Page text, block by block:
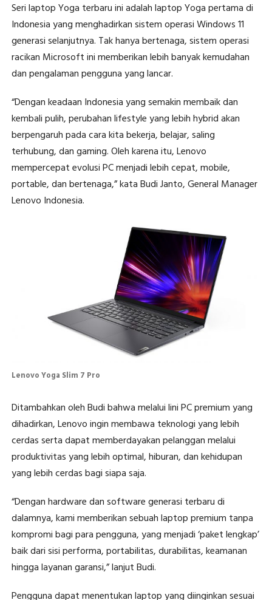
Seri laptop Yoga terbaru ini adalah laptop Yoga pertama di
Indonesia yang menghadirkan sistem operasi Windows 11
generasi selanjutnya. Tak hanya bertenaga, sistem operasi
racikan Microsoft ini memberikan lebih banyak kemudahan
dan pengalaman pengguna yang lancar.
“Dengan keadaan Indonesia yang semakin membaik dan
kembali pulih, perubahan lifestyle yang lebih hybrid akan
berpengaruh pada cara kita bekerja, belajar, saling
terhubung, dan gaming. Oleh karena itu, Lenovo
mempercepat evolusi PC menjadi lebih cepat, mobile,
portable, dan bertenaga,” kata Budi Janto, General Manager
Lenovo Indonesia.
Lenovo Yoga Slim 7 Pro
Ditambahkan oleh Budi bahwa melalui lini PC premium yang
dihadirkan, Lenovo ingin membawa teknologi yang lebih
cerdas serta dapat memberdayakan pelanggan melalui
produktivitas yang lebih optimal, hiburan, dan kehidupan
yang lebih cerdas bagi siapa saja.
“Dengan hardware dan software generasi terbaru di
dalamnya, kami memberikan sebuah laptop premium tanpa
kompromi bagi para pengguna, yang menjadi ‘paket lengkap’
baik dari sisi performa, portabilitas, durabilitas, keamanan
hingga layanan garansi,” lanjut Budi.
Pengguna dapat menentukan laptop yang diinginkan sesuai